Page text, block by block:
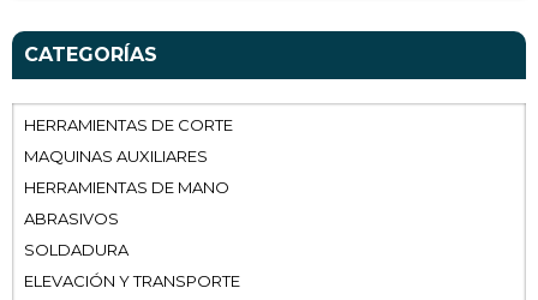
CATEGORÍAS
HERRAMIENTAS DE CORTE
MAQUINAS AUXILIARES
HERRAMIENTAS DE MANO
ABRASIVOS
SOLDADURA
ELEVACIÓN Y TRANSPORTE